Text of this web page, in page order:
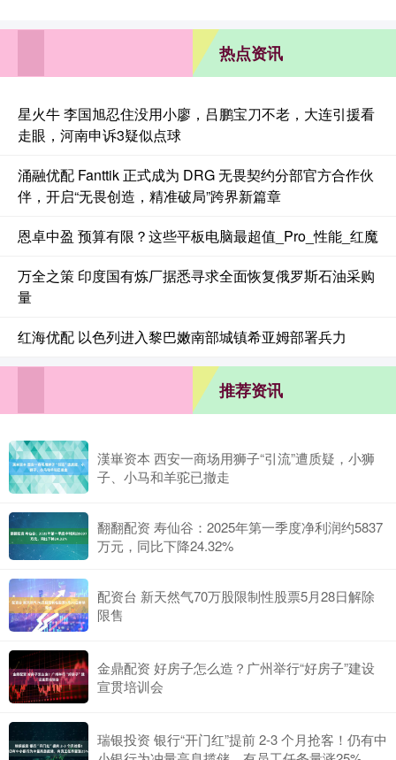
热点资讯
星火牛 李国旭忍住没用小廖，吕鹏宝刀不老，大连引援看
走眼，河南申诉3疑似点球
涌融优配 Fanttik 正式成为 DRG 无畏契约分部官方合作伙
伴，开启“无畏创造，精准破局”跨界新篇章
恩卓中盈 预算有限？这些平板电脑最超值_Pro_性能_红魔
万全之策 印度国有炼厂据悉寻求全面恢复俄罗斯石油采购
量
红海优配 以色列进入黎巴嫩南部城镇希亚姆部署兵力
推荐资讯
漢崋资本 西安一商场用狮子“引流”遭质疑，小狮
子、小马和羊驼已撤走
翻翻配资 寿仙谷：2025年第一季度净利润约5837
万元，同比下降24.32%
配资台 新天然气70万股限制性股票5月28日解除
限售
金鼎配资 好房子怎么造？广州举行“好房子”建设
宣贯培训会
瑞银投资 银行“开门红”提前 2-3 个月抢客！仍有中